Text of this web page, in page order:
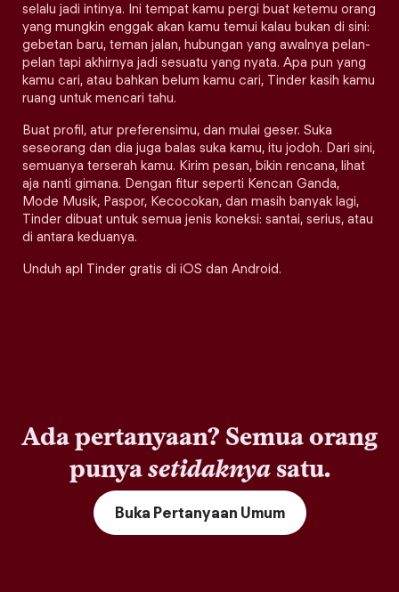
selalu jadi intinya. Ini tempat kamu pergi buat ketemu orang
yang mungkin enggak akan kamu temui kalau bukan di sini:
gebetan baru, teman jalan, hubungan yang awalnya pelan-
pelan tapi akhirnya jadi sesuatu yang nyata. Apa pun yang
kamu cari, atau bahkan belum kamu cari, Tinder kasih kamu
ruang untuk mencari tahu.
Buat profil, atur preferensimu, dan mulai geser. Suka
seseorang dan dia juga balas suka kamu, itu jodoh. Dari sini,
semuanya terserah kamu. Kirim pesan, bikin rencana, lihat
aja nanti gimana. Dengan fitur seperti Kencan Ganda,
Mode Musik, Paspor, Kecocokan, dan masih banyak lagi,
Tinder dibuat untuk semua jenis koneksi: santai, serius, atau
di antara keduanya.
Unduh apl Tinder gratis di iOS dan Android.
Ada pertanyaan? Semua orang
punyasetidaknyasatu.
Buka Pertanyaan Umum